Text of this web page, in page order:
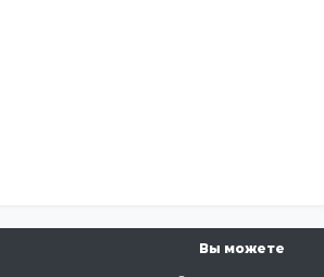
Вы можете